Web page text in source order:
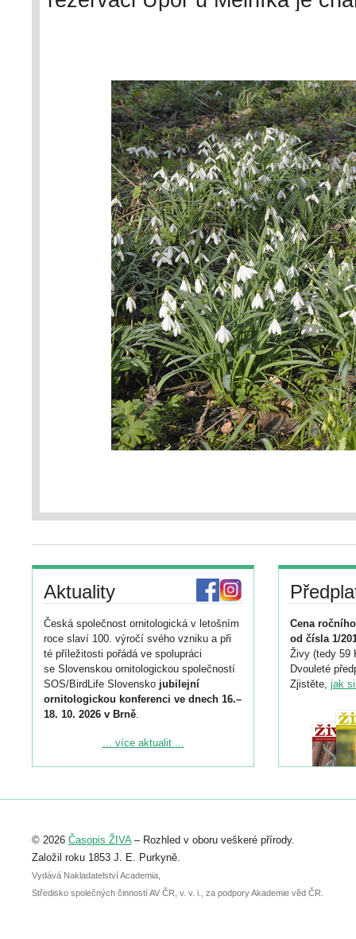
Aktuality
Česká společnost ornitologická v letošním
roce slaví 100. výročí svého vzniku a při
té příležitosti pořádá ve spolupráci
se Slovenskou ornitologickou společností
SOS/BirdLife Slovensko jubilejní
ornitologickou konferenci ve dnech 16.–
18. 10. 2026 v Brně
Podrobnější informace ke konferenci
Registrovat se můžete do 6. září.
abstraktu přihlášené přednášky nebo
posteru je už 30. června.
... více aktualit ...
Cena
od čísla 1/
Živy (tedy 59
Dvouleté
Zjistěte, jak
© 2026 Časopis ŽIVA– Rozhled v oboru veškeré přírody.
Založil roku 1853 J. E. Purkyně.
Vydává Nakladatelství Academia,
Středisko společných činností AV ČR, v. v. i., za podpory Akademie věd ČR.